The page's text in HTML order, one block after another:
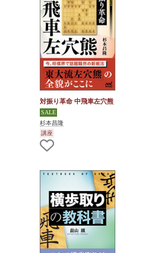
対振り革命 中飛車左穴熊
杉本昌隆
講座